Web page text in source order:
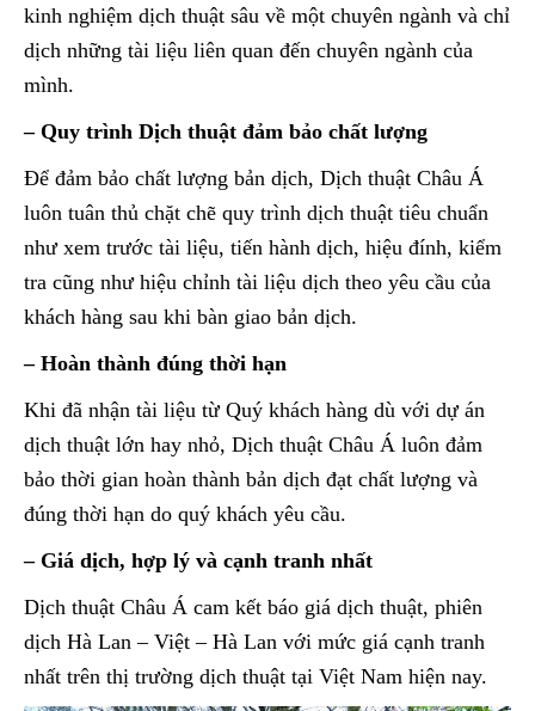
kinh nghiệm dịch thuật sâu về một chuyên ngành và chỉ
dịch những tài liệu liên quan đến chuyên ngành của
mình.
– Quy trình Dịch thuật đảm bảo chất lượng
Để đảm bảo chất lượng bản dịch, Dịch thuật Châu Á
luôn tuân thủ chặt chẽ quy trình dịch thuật tiêu chuẩn
như xem trước tài liệu, tiến hành dịch, hiệu đính, kiểm
tra cũng như hiệu chỉnh tài liệu dịch theo yêu cầu của
khách hàng sau khi bàn giao bản dịch.
– Hoàn thành đúng thời hạn
Khi đã nhận tài liệu từ Quý khách hàng dù với dự án
dịch thuật lớn hay nhỏ, Dịch thuật Châu Á luôn đảm
bảo thời gian hoàn thành bản dịch đạt chất lượng và
đúng thời hạn do quý khách yêu cầu.
– Giá dịch, hợp lý và cạnh tranh nhất
Dịch thuật Châu Á cam kết báo giá dịch thuật, phiên
dịch Hà Lan – Việt – Hà Lan với mức giá cạnh tranh
nhất trên thị trường dịch thuật tại Việt Nam hiện nay.